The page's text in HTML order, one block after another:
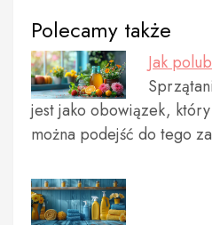
Polecamy także
Jak
jest jako obowiązek,
można podejść do tego